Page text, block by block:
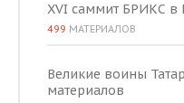
XVI саммит БРИКС в
499 МАТЕРИАЛОВ
Великие воины
материалов